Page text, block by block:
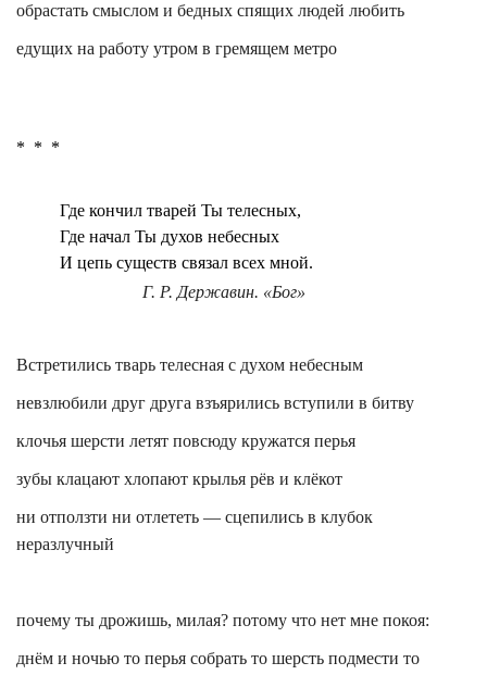
обрастать смыслом и бедных спящих людей любить
едущих на работу утром в гремящем метро
* * *
Где кончил тварей Ты телесных,
Где начал Ты духов небесных
И цепь существ связал всех мной.
Г. Р. Державин. «Бог»
Встретились тварь телесная с духом небесным
невзлюбили друг друга взъярились вступили в битву
клочья шерсти летят повсюду кружатся перья
зубы клацают хлопают крылья рёв и клёкот
ни отползти ни отлететь — сцепились в клубок
неразлучный
почему ты дрожишь, милая? потому что нет мне покоя:
днём и ночью то перья собрать то шерсть подмести то